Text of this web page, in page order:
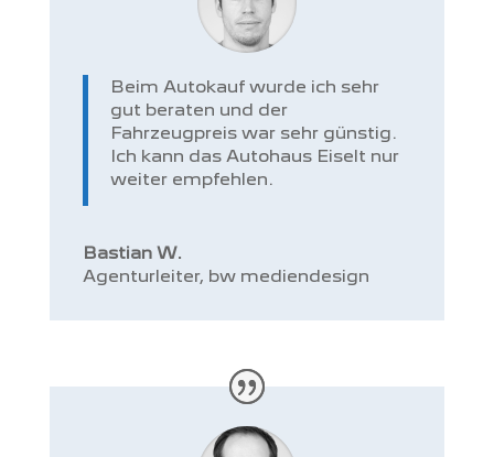
Beim Autokauf wurde ich sehr
gut beraten und der
Fahrzeugpreis war sehr günstig.
Ich kann das Autohaus Eiselt nur
weiter empfehlen.
Bastian W.
Agenturleiter, bw mediendesign